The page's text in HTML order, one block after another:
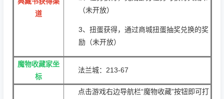
道
（未开放）
3、扭蛋获得，通过商城扭蛋抽奖兑换的奖
励（未开放）
魔物收藏家坐
标
法兰城：213-67
点击游戏右边导航栏“魔物收藏”按钮即可打